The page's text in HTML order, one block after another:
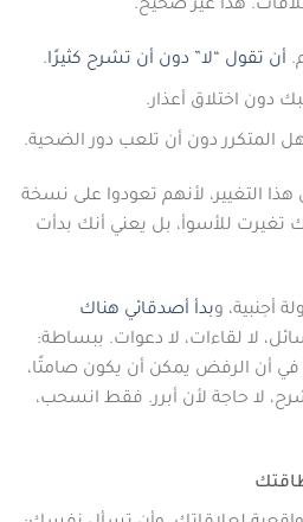
هذا غير صحيح.
أن تقول “لا” دون أن تشرح كثيرًا.
دون اختلاق أعذار.
المتكرر دون أن تلعب دور الضحية.
التغيير، لأنهم تعودوا على نسخة
تغيرت للأسوأ، بل يعني أنك بدأت
أجنبية، وبدأ أصدقائي هناك
لا لقاءات، لا دعوات. ببساطة:
في أن الرفض يمكن أن يكون صامتًا،
لا حاجة لأن أبرر. فقط انسحب،